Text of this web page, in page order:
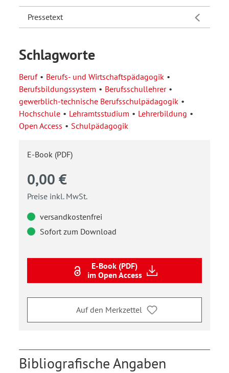
Pressetext
Schlagworte
Beruf
Berufs- und Wirtschaftspädagogik
Berufsbildungssystem
Berufsschullehrer
gewerblich-technische Berufsschulpädagogik
Hochschule
Lehramtsstudium
Lehrerbildung
Open Access
Schulpädagogik
E-Book (PDF)
0,00 €
Preise inkl. MwSt.
versandkostenfrei
Sofort zum Download
E-Book (PDF)
im Open Access
Auf den Merkzettel
Bibliografische Angaben